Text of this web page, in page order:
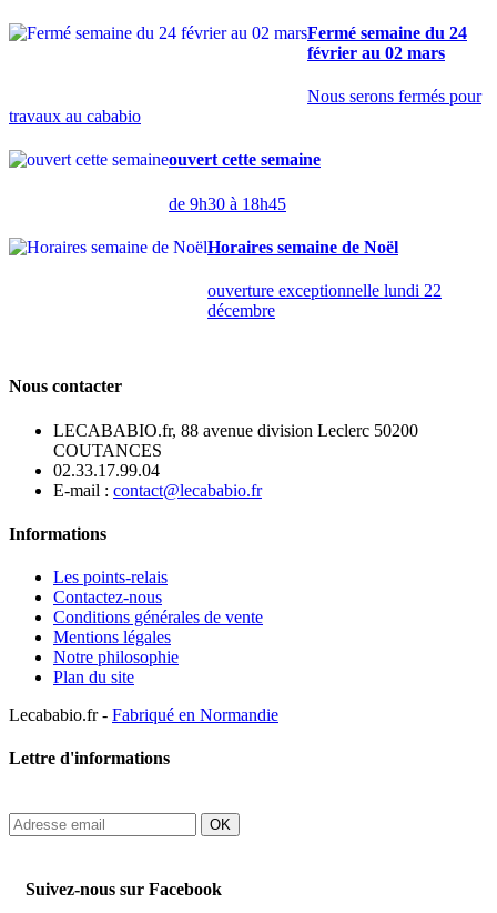
Fermé semaine du 24
février au 02 mars
Nous serons fermés pour
travaux au cababio
ouvert cette semaine
de 9h30 à 18h45
Horaires semaine de Noël
ouverture exceptionnelle lundi 22
décembre
Nous contacter
LECABABIO.fr, 88 avenue division Leclerc 50200
COUTANCES
02.33.17.99.04
E-mail : contact@lecababio.fr
Informations
Les points-relais
Contactez-nous
Conditions générales de vente
Mentions légales
Notre philosophie
Plan du site
Lecababio.fr - Fabriqué en Normandie
Lettre d'informations
OK
Suivez-nous sur Facebook